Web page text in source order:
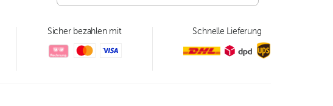
Sicher bezahlen mit Schnelle Lieferung